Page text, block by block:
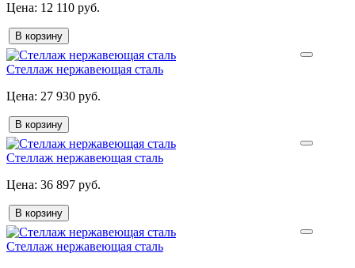
12 110 руб.
В корзину
Стеллаж нержавеющая сталь
27 930 руб.
В корзину
Стеллаж нержавеющая сталь
36 897 руб.
В корзину
Стеллаж нержавеющая сталь